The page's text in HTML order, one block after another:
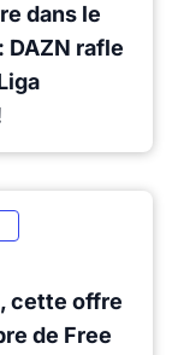
dans le
DAZN rafle
cette offre
de Free